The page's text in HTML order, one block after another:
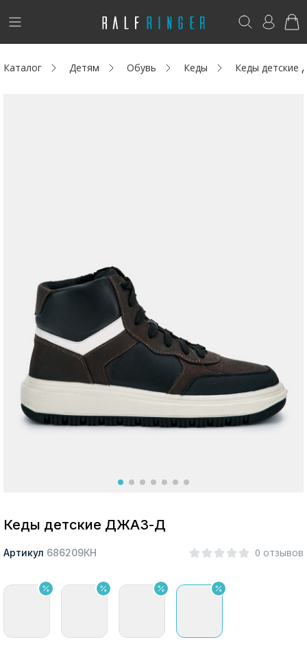
!
Новинки
Акции / Новости
Адреса магазинов
Возникли вопросы? - club@ralf.ru
Каталог Детям Обувь Кеды Кеды детские
Кеды детские ДЖАЗ-Д
Артикул 686209КН 0 отзывов